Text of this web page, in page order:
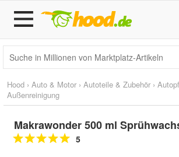
Hood › Auto & Motor › Autoteile & Zubehör ›
Außenreinigung
Makrawonder 500 ml
5